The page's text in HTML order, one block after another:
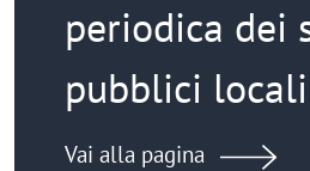
periodica dei
pubblici
Vai alla pagina